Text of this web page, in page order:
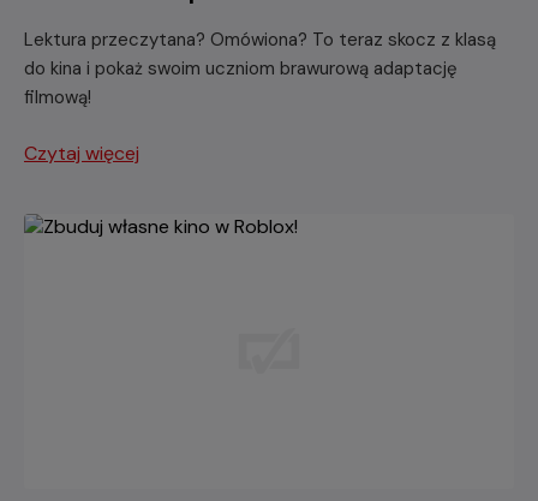
Lektura przeczytana? Omówiona? To teraz skocz z klasą
do kina i pokaż swoim uczniom brawurową adaptację
filmową!
Czytaj więcej